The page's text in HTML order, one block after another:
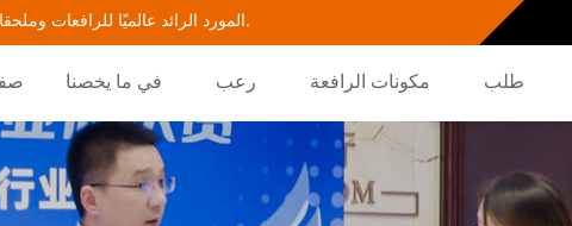
مرحبًا بكم في الموقع الإلكتروني الرسمي لشركة Nantes Grues، المورد الرائد عالميًا للرافعات وملحقاتها.
في ما يخصنا رعب مكونات الرافعة طلب